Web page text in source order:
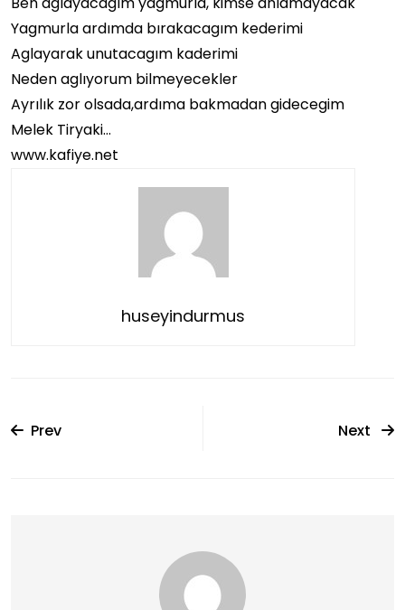
Yagmurla ardımda bırakacagım kederimi
Aglayarak unutacagım kaderimi
Neden aglıyorum bilmeyecekler
Ayrılık zor olsada,ardıma bakmadan gidecegim
Melek Tiryaki…
www.kafiye.net
huseyindurmus
Prev Next